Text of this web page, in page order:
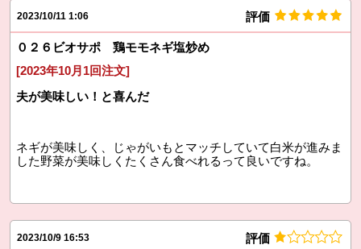
2023/10/11 1:06 評価
０２６ビオサポ 鶏モモネギ塩炒め
[2023年10月1回注文]
夫が美味しい！と喜んだ
ネギが美味しく、じゃがいもとマッチしていて白米が進みま
した野菜が美味しくたくさん食べれるって良いですね。
2023/10/9 16:53 評価